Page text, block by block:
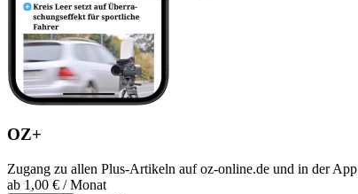
OZ+
Zugang zu allen Plus-Artikeln auf oz-online.de und in der App
ab 1,00 € / Monat